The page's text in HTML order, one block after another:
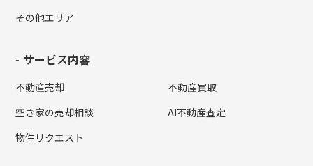
その他エリア
サービス内容
不動産売却
不動産買取
空き家の売却相談
AI不動産査定
物件リクエスト